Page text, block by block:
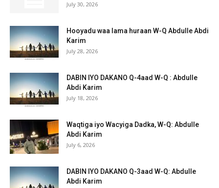
July 30, 2026
Hooyadu waa lama huraan W-Q Abdulle Abdi
Karim
July 28, 2026
DABIN IYO DAKANO Q-4aad W-Q : Abdulle
Abdi Karim
July 18, 2026
Waqtiga iyo Wacyiga Dadka, W-Q: Abdulle
Abdi Karim
July 6, 2026
DABIN IYO DAKANO Q-3aad W-Q: Abdulle
Abdi Karim